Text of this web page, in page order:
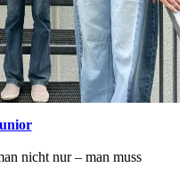
nicht nur – man muss